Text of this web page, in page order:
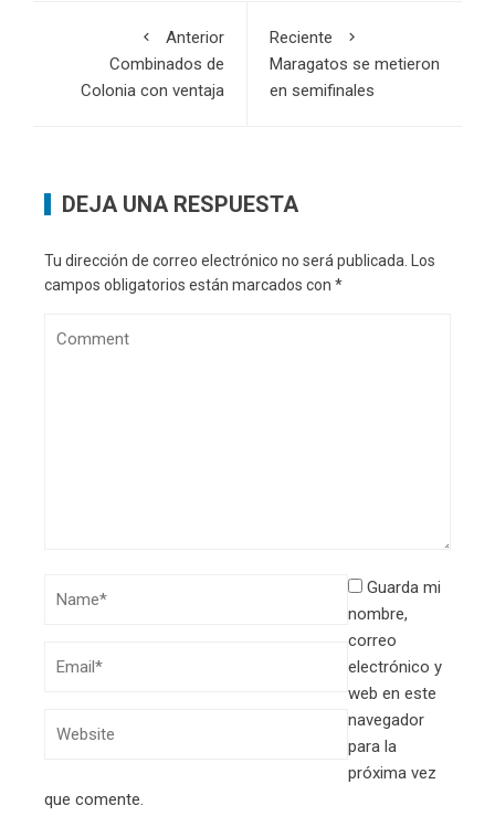
Anterior
Combinados de
Colonia con ventaja
Reciente
Maragatos se metieron
en semifinales
DEJA UNA RESPUESTA
Tu dirección de correo electrónico no será publicada.
Los
campos obligatorios están marcados con *
Guarda mi
nombre,
correo
electrónico y
web en este
navegador
para la
próxima vez
que comente.